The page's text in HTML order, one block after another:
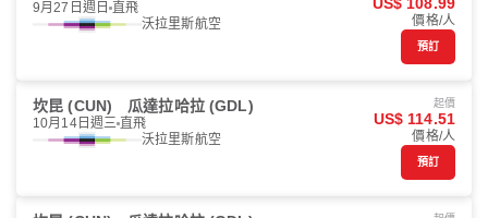
9月27日週日 直飛
沃拉里斯航空
價格/人
預訂
坎昆 (CUN) 瓜達拉哈拉 (GDL)
10月14日週三 直飛
沃拉里斯航空
起價
US$ 114.51
價格/人
預訂